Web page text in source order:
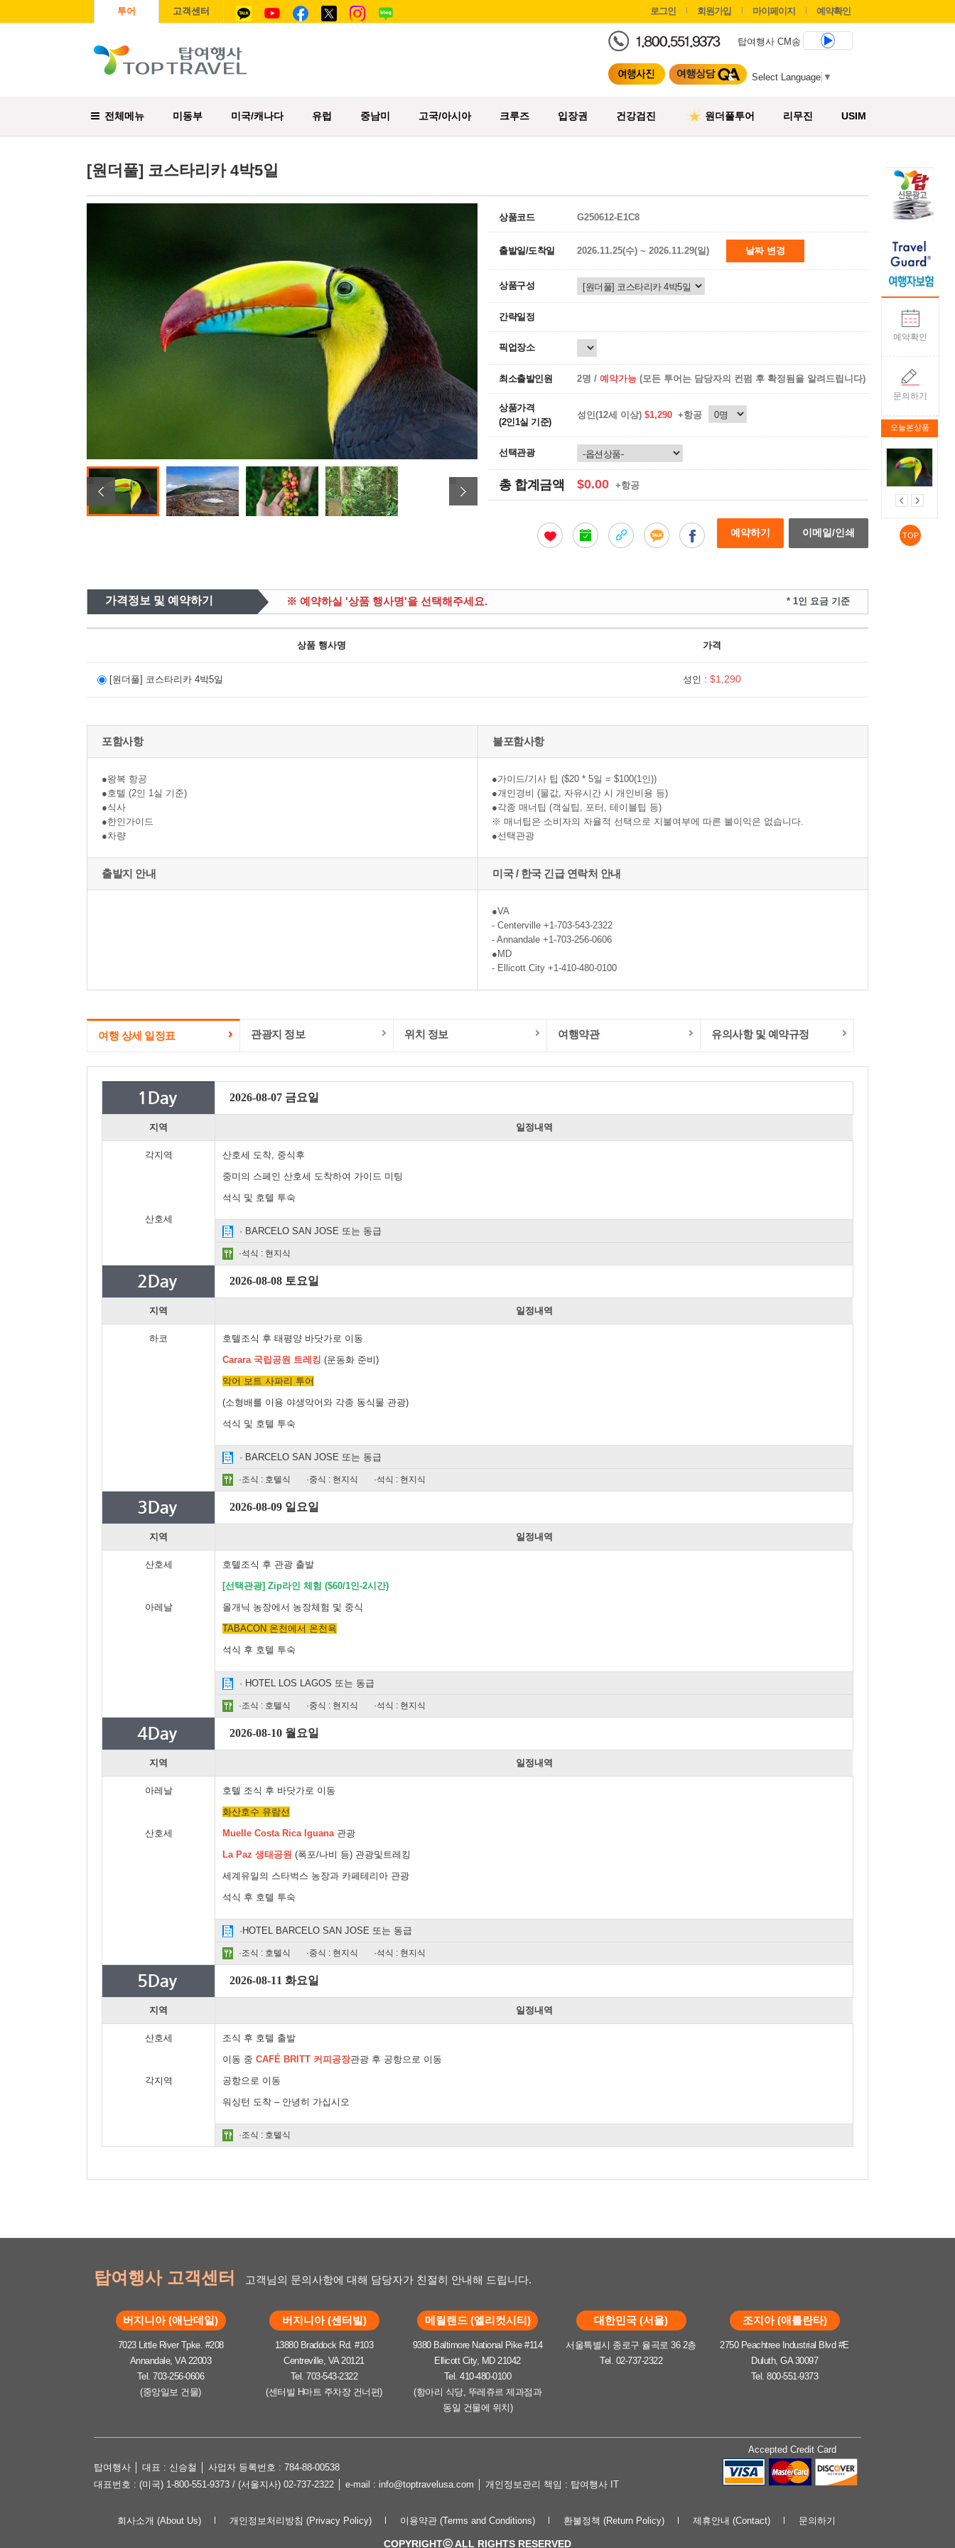
예약확인
문의하기
오늘본상품
TOP
투어 고객센터 로그인 회원가입 마이페이지 예약확인
탑여행사 CM송
Select Language ▼
전체메뉴 미동부 미국/캐나다 유럽 중남미 고국/아시아 크루즈 입장권 건강검진 원더풀투어 리무진 USIM
[원더풀] 코스타리카 4박5일
상품코드 G250612-E1C8
출발일/도착일 2026.11.25(수) ~ 2026.11.29(일) 날짜 변경
상품구성
간략일정
픽업장소
최소출발인원 2명 / 예약가능 (모든 투어는 담당자의 컨펌 후 확정됨을 알려드립니다)
상품가격
(2인1실 기준)
성인(12세 이상) $1,290 +항공
선택관광
총 합계금액 $0.00 +항공
예약하기 이메일/인쇄
가격정보 및 예약하기 ※ 예약하실 '상품 행사명'을 선택해주세요. * 1인 요금 기준
상품 행사명 가격
[원더풀] 코스타리카 4박5일 성인 : $1,290
포함사항
●왕복 항공
●호텔 (2인 1실 기준)
●식사
●한인가이드
●차량
불포함사항
●가이드/기사 팁 ($20 * 5일 = $100(1인))
●개인경비 (물값, 자유시간 시 개인비용 등)
●각종 매너팁 (객실팁, 포터, 테이블팁 등)
※ 매너팁은 소비자의 자율적 선택으로 지불여부에 따른 불이익은 없습니다.
●선택관광
출발지 안내 미국 / 한국 긴급 연락처 안내
●VA
- Centerville +1-703-543-2322
- Annandale +1-703-256-0606
●MD
- Ellicott City +1-410-480-0100
여행 상세 일정표 관광지 정보 위치 정보 여행약관 유의사항 및 예약규정
2026-08-07 금요일
지역 일정내역
각지역
산호세
산호세 도착, 중식후
중미의 스페인 산호세 도착하여 가이드 미팅
석식 및 호텔 투숙
· BARCELO SAN JOSE 또는 동급
·석식 : 현지식
2026-08-08 토요일
지역 일정내역
하코
호텔조식 후 태평양 바닷가로 이동
Carara 국립공원 트레킹 (운동화 준비)
악어 보트 사파리 투어
(소형배를 이용 야생악어와 각종 동식물 관광)
석식 및 호텔 투숙
· BARCELO SAN JOSE 또는 동급
·조식 : 호텔식 ·중식 : 현지식 ·석식 : 현지식
2026-08-09 일요일
지역 일정내역
산호세
아레날
호텔조식 후 관광 출발
[선택관광] Zip라인 체험 ($60/1인-2시간)
올개닉 농장에서 농장체험 및 중식
TABACON 온천에서 온천욕
석식 후 호텔 투숙
· HOTEL LOS LAGOS 또는 동급
·조식 : 호텔식 ·중식 : 현지식 ·석식 : 현지식
2026-08-10 월요일
지역 일정내역
아레날
산호세
호텔 조식 후 바닷가로 이동
화산호수 유람선
Muelle Costa Rica Iguana관광
La Paz 생태공원 (폭포/나비 등) 관광및트레킹
세계유일의 스타벅스 농장과 카페테리아 관광
석식 후 호텔 투숙
·HOTEL BARCELO SAN JOSE 또는 동급
·조식 : 호텔식 ·중식 : 현지식 ·석식 : 현지식
2026-08-11 화요일
지역 일정내역
산호세
각지역
조식 후 호텔 출발
이동 중 CAFÉ BRITT 커피공장관광 후 공항으로 이동
공항으로 이동
워싱턴 도착 – 안녕히 가십시오
·조식 : 호텔식
탑여행사 고객센터 고객님의 문의사항에 대해 담당자가 친절히 안내해 드립니다.
버지니아 (애난데일)
7023 Little River Tpke. #208
Annandale, VA 22003
Tel. 703-256-0606
(중앙일보 건물)
버지니아 (센터빌)
13880 Braddock Rd. #103
Centreville, VA 20121
Tel. 703-543-2322
(센터빌 H마트 주차장 건너편)
메릴랜드 (엘리컷시티)
9380 Baltimore National Pike #114
Ellicott City, MD 21042
Tel. 410-480-0100
(항아리 식당, 뚜레쥬르 제과점과
동일 건물에 위치)
대한민국 (서울)
서울특별시 종로구 율곡로 36 2층
Tel. 02-737-2322
조지아 (애틀란타)
2750 Peachtree Industrial Blvd #E
Duluth, GA 30097
Tel. 800-551-9373
Accepted Credit Card
탑여행사 │ 대표 : 신승철 │ 사업자 등록번호 : 784-88-00538
대표번호 : (미국) 1-800-551-9373 / (서울지사) 02-737-2322 │ e-mail : info@toptravelusa.com │ 개인정보관리 책임 : 탑여행사 IT
회사소개 (About Us) 개인정보처리방침 (Privacy Policy) 이용약관 (Terms and Conditions) 환불정책 (Return Policy) 제휴안내 (Contact) 문의하기
COPYRIGHTⓒ ALL RIGHTS RESERVED